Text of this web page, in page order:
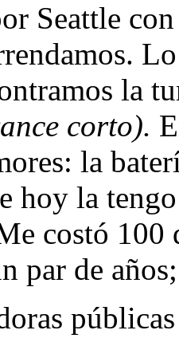
Seattle
la
corto).
la
hoy la
costó
par de